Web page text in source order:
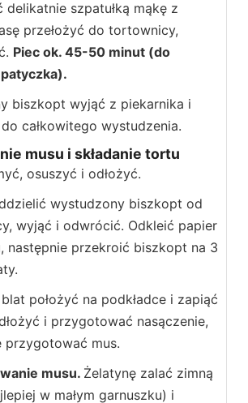
delikatnie szpatułką mąkę z
przełożyć do tortownicy,
Piec ok. 45-50 minut (do
biszkopt wyjąć z piekarnika i
całkowitego wystudzenia.
musu i składanie tortu
osuszyć i odłożyć.
wystudzony biszkopt od
wyjąć i odwrócić. Odkleić papier
następnie przekroić biszkopt na 3
położyć na podkładce i zapiąć
i przygotować nasączenie,
przygotować mus.
musu. Żelatynę zalać zimną
w małym garnuszku) i